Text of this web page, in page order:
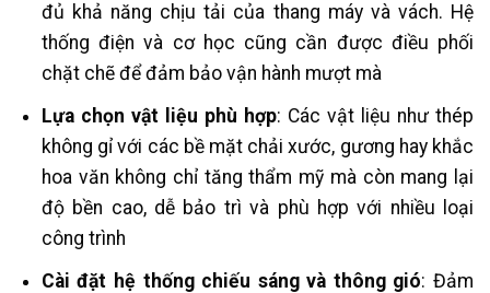
đủ khả năng chịu tải của thang máy và vách. Hệ
thống điện và cơ học cũng cần được điều phối
chặt chẽ để đảm bảo vận hành mượt mà​
Lựa chọn vật liệu phù hợp: Các vật liệu như thép
không gỉ với các bề mặt chải xước, gương hay khắc
hoa văn không chỉ tăng thẩm mỹ mà còn mang lại
độ bền cao, dễ bảo trì và phù hợp với nhiều loại
công trình​
Cài đặt hệ thống chiếu sáng và thông gió: Đảm